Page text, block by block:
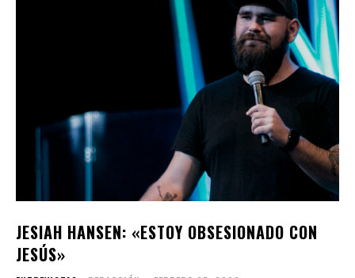
JESIAH HANSEN: «ESTOY OBSESIONADO CON
JESÚS»